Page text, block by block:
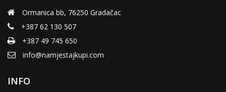
Ormanica bb, 76250 Gradačac
+387 62 130 507
+387 49 745 650
info@namjestajkupi.com
INFO